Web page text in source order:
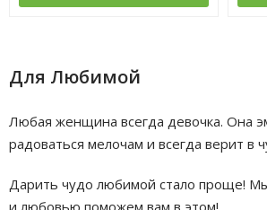
Для Любимой
Любая женщина всегда девочка. Она
радоваться мелочам и всегда верит в
Дарить чудо любимой стало проще!
и любовью поможем вам в этом!